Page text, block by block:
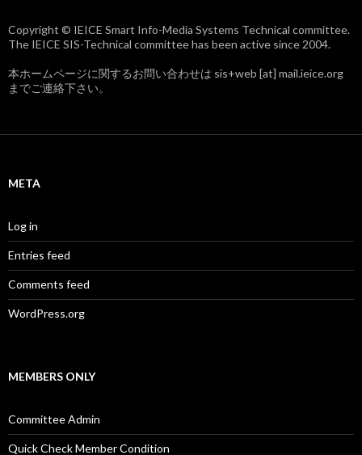
Copyright © IEICE Smart Info-Media Systems Technical committee.
The IEICE SIS-Technical committee has been active since 2004.
本ホームページに関するお問い合わせは sis+web [at] mail.ieice.org
までご連絡下さい。
META
Log in
Entries feed
Comments feed
WordPress.org
MEMBERS ONLY
Committee Admin
Quick Check Member Condition